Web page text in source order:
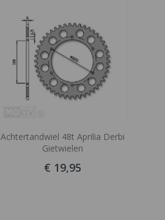
Achtertandwiel 48t Aprilia Derbi
Gietwielen
€ 19,95